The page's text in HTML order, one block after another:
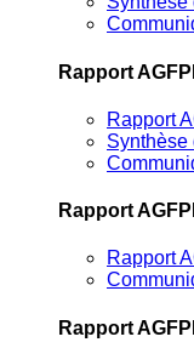
Rapport
Rapport
Synthèse
Rapport
Rapport
Rapport